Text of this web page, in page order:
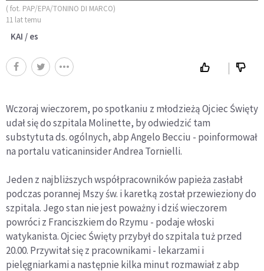
( fot. PAP/EPA/TONINO DI MARCO)
11 lat temu
KAI / es
Wczoraj wieczorem, po spotkaniu z młodzieżą Ojciec Święty
udał się do szpitala Molinette, by odwiedzić tam
substytuta ds. ogólnych, abp Angelo Becciu - poinformował
na portalu vaticaninsider Andrea Tornielli.
Jeden z najbliższych współpracowników papieża zasłabł
podczas porannej Mszy św. i karetką został przewieziony do
szpitala. Jego stan nie jest poważny i dziś wieczorem
powróci z Franciszkiem do Rzymu - podaje włoski
watykanista. Ojciec Święty przybył do szpitala tuż przed
20.00. Przywitał się z pracownikami - lekarzami i
pielęgniarkami a następnie kilka minut rozmawiał z abp